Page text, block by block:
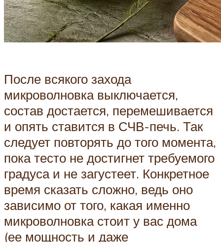
После всякого захода
микроволновка выключается,
состав достается, перемешивается
и опять ставится в СЧВ-печь. Так
следует повторять до того момента,
пока тесто не достигнет требуемого
градуса и не загустеет. Конкретное
время сказать сложно, ведь оно
зависимо от того, какая именно
микроволновка стоит у вас дома
(ее мощность и даже